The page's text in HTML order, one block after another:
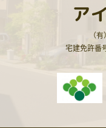
ア
（
宅建免許番